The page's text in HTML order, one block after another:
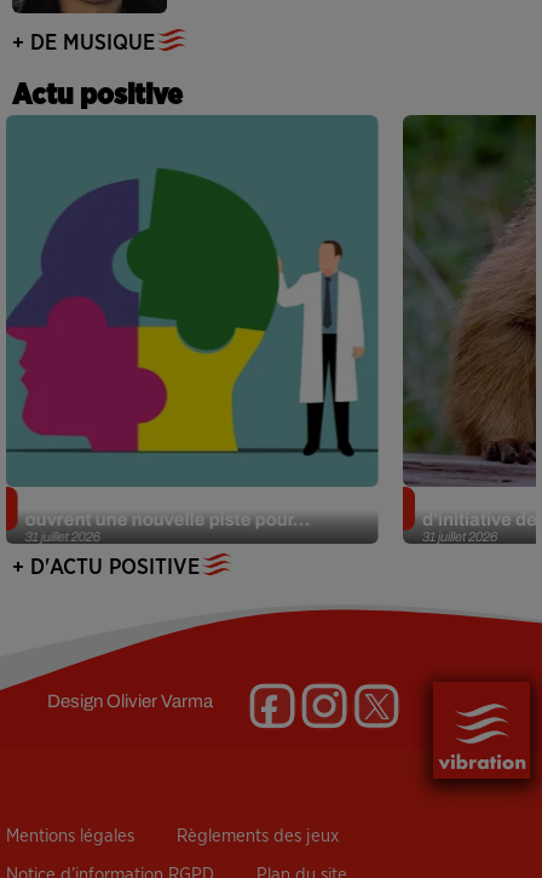
+ DE MUSIQUE
Actu positive
31 juillet 2026
ouvrent une nouvelle piste pour...
31 juillet 2026
d’initiative
+ D'ACTU POSITIVE
DesignOlivier Varma
Mentions légales Règlements des jeux